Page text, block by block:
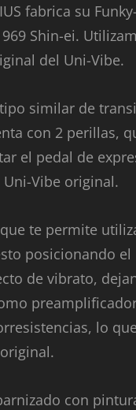
fabrica su
Shin-ei.
del Uni-Vibe.
similar de
con 2 perillas,
el pedal de
Uni-Vibe original.
te permite
posicionando el
de vibrato,
lo
con